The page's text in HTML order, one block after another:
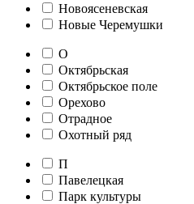
Новоясеневская
Новые Черемушки
О
Октябрьская
Октябрьское поле
Орехово
Отрадное
Охотный ряд
П
Павелецкая
Парк культуры